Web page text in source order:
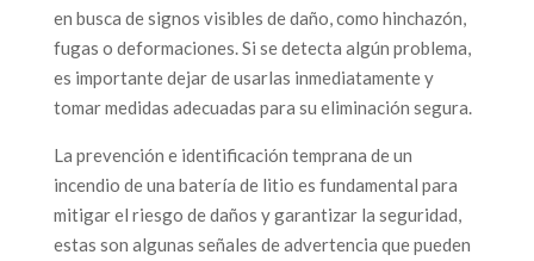
en busca de signos visibles de daño, como hinchazón,
fugas o deformaciones. Si se detecta algún problema,
es importante dejar de usarlas inmediatamente y
tomar medidas adecuadas para su eliminación segura.
La prevención e identificación temprana de un
incendio de una batería de litio es fundamental para
mitigar el riesgo de daños y garantizar la seguridad,
estas son algunas señales de advertencia que pueden